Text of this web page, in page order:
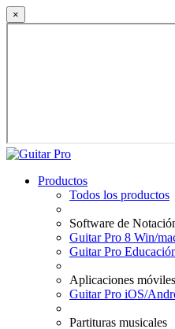
×
Productos
Todos los productos
Software de
Guitar Pro 8 Win/
Guitar Pro
Aplicaciones móviles
Guitar Pro iOS/
Partituras musicales